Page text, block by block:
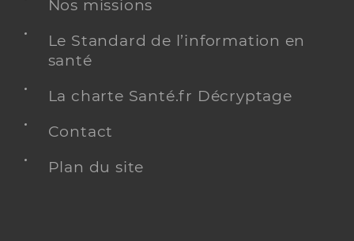
Nos missions
Le Standard de l’information en
santé
La charte Santé.fr Décryptage
Contact
Plan du site